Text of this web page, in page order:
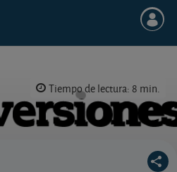
Tiempo de lectura: 8 min.